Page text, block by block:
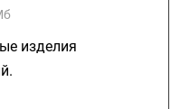
изделия